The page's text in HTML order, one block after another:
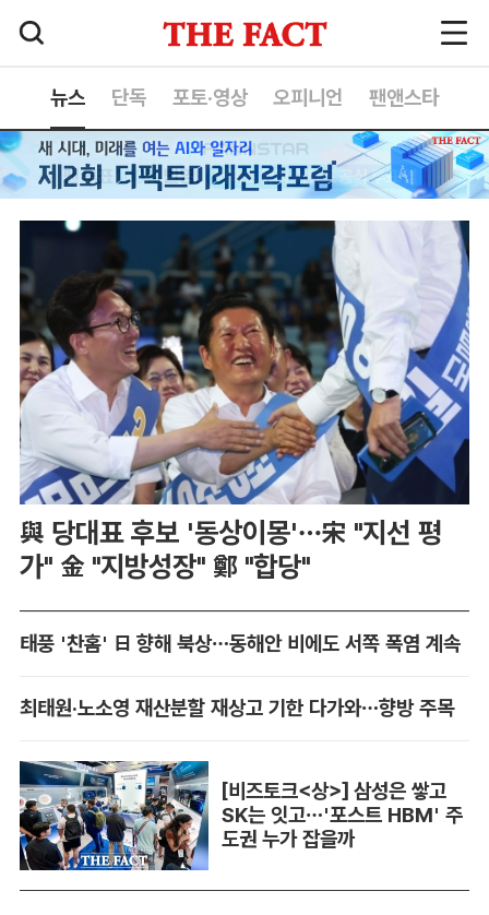
뉴스 단독 포토·영상 오피니언 팬앤스타
與 당대표 후보 '동상이몽'…宋 "지선 평
가" 金 "지방성장" 鄭 "합당"
태풍 '찬홈' 日 향해 북상…동해안 비에도 서쪽 폭염 계속
최태원·노소영 재산분할 재상고 기한 다가와…향방 주목
[비즈토크<상>] 삼성은 쌓고
SK는 잇고…'포스트 HBM' 주
도권 누가 잡을까